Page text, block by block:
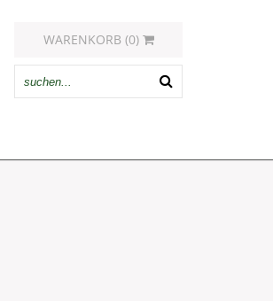
WARENKORB (0)